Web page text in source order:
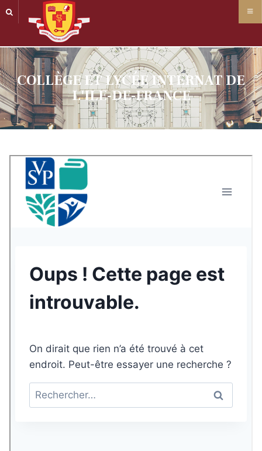
COLLÈGE ET LYCÉE INTERNAT DE
L'ILE-DE-FRANCE
Panneau de gestion des cookies